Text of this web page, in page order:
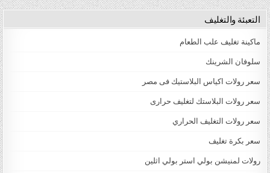
التعبئة والتغليف
ماكينة تغليف علب الطعام
سلوفان الشرينك
سعر رولات اكياس البلاستيك فى مصر
سعر رولات البلاستك لتغليف حرارى
سعر رولات التغليف الحراري
سعر بكرة تغليف
رولات لمنيشن بولي استر بولي اثلين